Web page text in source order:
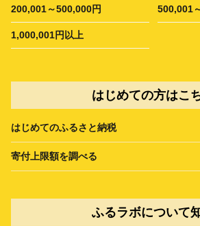
200,001～500,000円 500,001
1,000,001円以上
はじめての方はこ
はじめてのふるさと納税
寄付上限額を調べる
ふるラボについて